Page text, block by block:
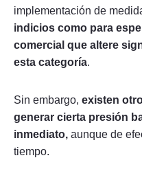
implementación de
indicios como para
comercial que altere
esta categoría.
Sin embargo, existen
generar cierta presión
inmediato, aunque de
tiempo.